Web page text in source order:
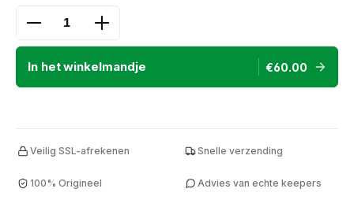
Product Quantity: Enter the desired amount or
In het winkelmandje €60.00
Veilig SSL-afrekenen Snelle verzending
100% Origineel Advies van echte keepers